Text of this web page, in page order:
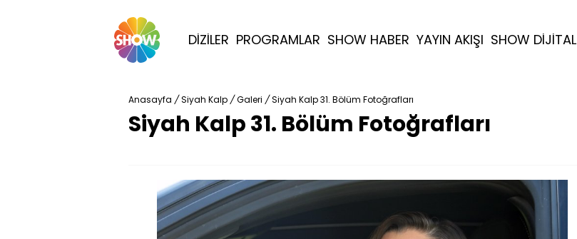
DİZİLER PROGRAMLAR SHOW HABER YAYIN AKIŞI SHOW DİJİTAL
Anasayfa / Siyah Kalp / Galeri / Siyah Kalp 31. Bölüm Fotoğrafları
Siyah Kalp 31. Bölüm Fotoğrafları